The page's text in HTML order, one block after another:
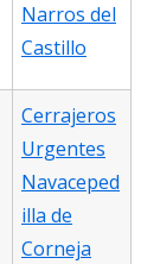
Narros del
Castillo
Cerrajeros
Urgentes
Navaceped
illa de
Corneja